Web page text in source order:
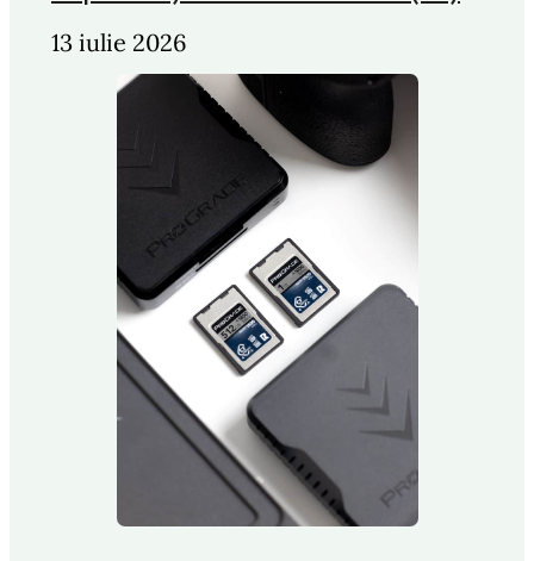
13 iulie 2026